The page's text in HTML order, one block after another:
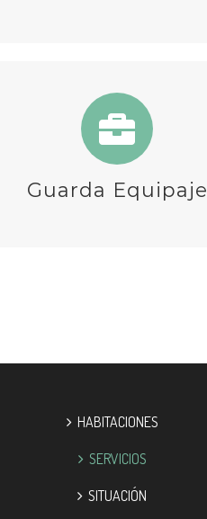
Guarda Equipaje
HABITACIONES
SERVICIOS
SITUACIÓN